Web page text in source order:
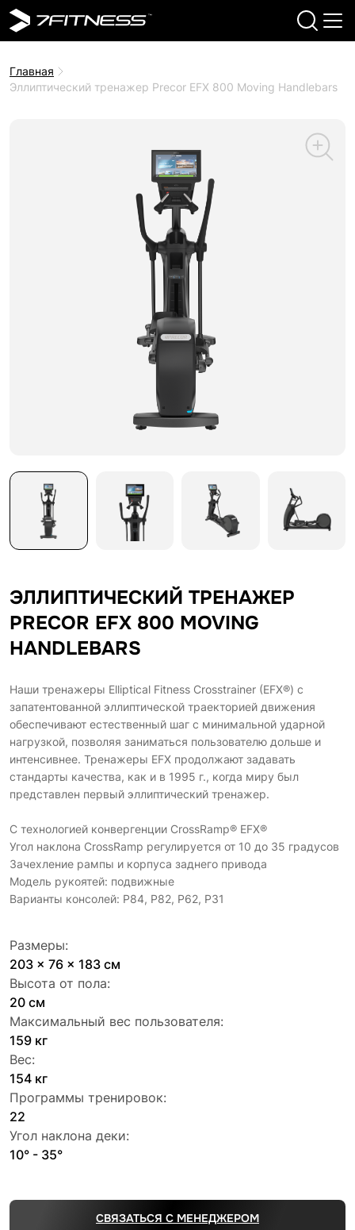
Главная
Эллиптический тренажер Precor EFX 800 Moving Handlebars
ЭЛЛИПТИЧЕСКИЙ ТРЕНАЖЕР
PRECOR EFX 800 MOVING
HANDLEBARS
Наши тренажеры Elliptical Fitness Crosstrainer (EFX®) с
запатентованной эллиптической траекторией движения
обеспечивают естественный шаг с минимальной ударной
нагрузкой, позволяя заниматься пользователю дольше и
интенсивнее. Тренажеры EFX продолжают задавать
стандарты качества, как и в 1995 г., когда миру был
представлен первый эллиптический тренажер.
C технологией конвергенции CrossRamp® EFX®
Угол наклона CrossRamp регулируется от 10 до 35 градусов
Зачехление рампы и корпуса заднего привода
Модель рукоятей: подвижные
Варианты консолей: P84, P82, P62, P31
Размеры:
203 x 76 x 183 см
Высота от пола:
20 см
Максимальный вес пользователя:
159 кг
Вес:
154 кг
Программы тренировок:
22
Угол наклона деки:
10° - 35°
СВЯЗАТЬСЯ С МЕНЕДЖЕРОМ